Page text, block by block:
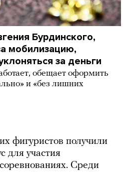
Бурдинского,
мобилизацию,
за деньги
обещает оформить
и «без лишних
фигуристов получили
для участия
Среди